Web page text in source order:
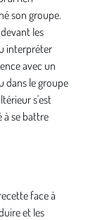
son groupe.
Ies
interpréter
avec un
dans le groupe
s'est
à se battre
face à
et Ies